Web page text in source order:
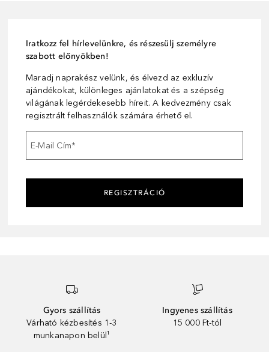
Iratkozz fel hírlevelünkre, és részesülj személyre
szabott előnyökben!
Maradj naprakész velünk, és élvezd az exkluzív
ajándékokat, különleges ajánlatokat és a szépség
világának legérdekesebb híreit. A kedvezmény csak
regisztrált felhasználók számára érhető el.
E-Mail Cím*
REGISZTRÁCIÓ
Gyors szállítás
Várható kézbesítés 1-3
munkanapon belül¹
Ingyenes szállítás
15 000 Ft-tól